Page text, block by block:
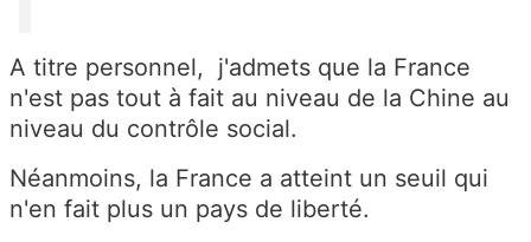
A titre personnel, j'admets que la France
n'est pas tout à fait au niveau de la Chine au
niveau du contrôle social.
Néanmoins, la France a atteint un seuil qui
n'en fait plus un pays de liberté.